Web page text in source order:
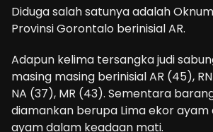
Diduga salah satunya adalah
Provinsi Gorontalo berinisial AR.
Adapun kelima tersangka judi
masing masing berinisial AR (45),
NA (37), MR (43). Sementara
diamankan berupa Lima ekor ayam
ayam dalam keadaan mati.